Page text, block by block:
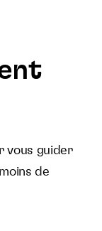
vous guider
de